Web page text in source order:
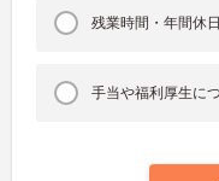
残業時間・年間休
手当や福利厚生に